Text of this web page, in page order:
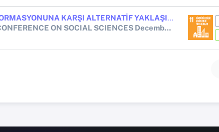
HABERLERDE VERİ DEZENFORMASYONUNA KARŞI ALTERNATİF YAKLAŞIMLAR: “WWW.TEYİT.ORG” SİTESİ
EGE 10TH INTERNATIONAL CONFERENCE ON SOCIAL SCIENCES December 22-24, 23 Izmir